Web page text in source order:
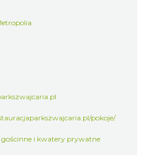
pokoje/
gościnne i kwatery prywatne